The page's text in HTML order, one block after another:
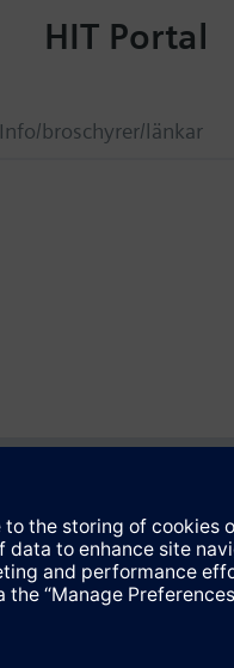
Info/broschyrer/länkar
HIT Portal